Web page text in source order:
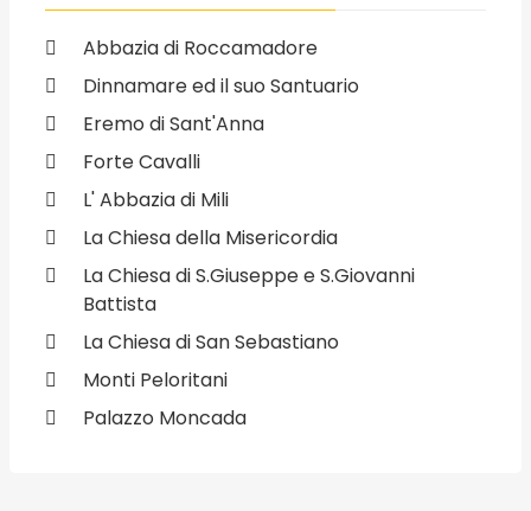
Abbazia di Roccamadore
Dinnamare ed il suo Santuario
Eremo di Sant'Anna
Forte Cavalli
L' Abbazia di Mili
La Chiesa della Misericordia
La Chiesa di S.Giuseppe e S.Giovanni
Battista
La Chiesa di San Sebastiano
Monti Peloritani
Palazzo Moncada